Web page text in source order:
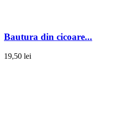
Bautura din cicoare...
19,50 lei